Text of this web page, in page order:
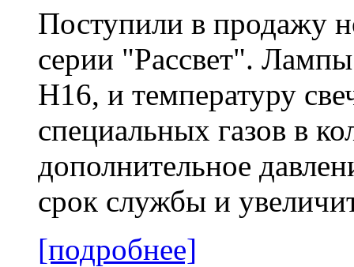
Поступили в продажу
серии "Рассвет".
H16, и температуру
специальных газов в
дополнительное
срок службы и
[подробнее]